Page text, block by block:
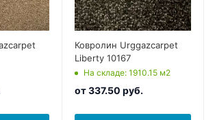
Ковролин Urggazcarpet
Liberty 10167
На складе: 1910.15 м2
от337.50 руб.